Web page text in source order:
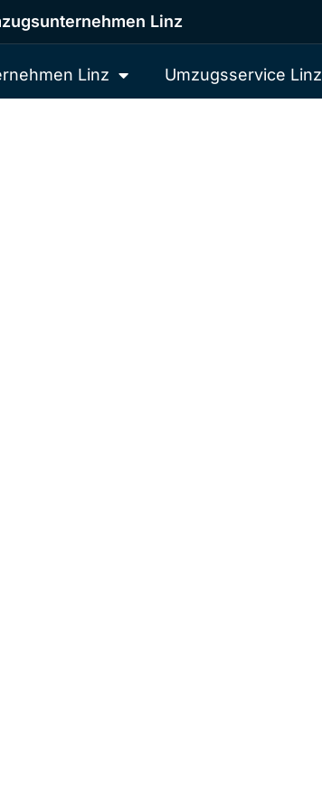
Linz
Linz Umzugsservice Linz